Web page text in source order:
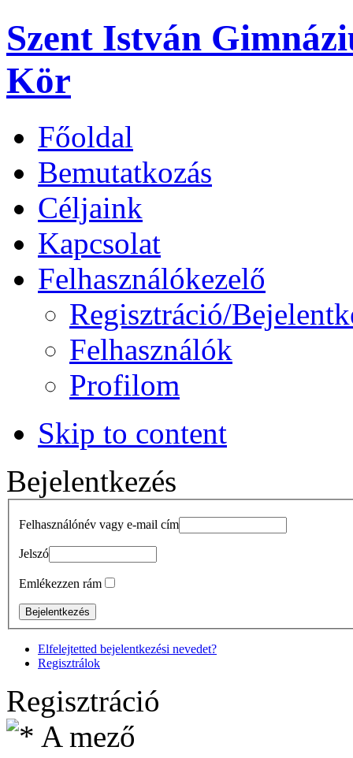
Szent István
Kör
Főoldal
Bemutatkozás
Céljaink
Kapcsolat
Felhasználókezelő
Regisztráció/
Felhasználók
Profilom
Skip to content
Bejelentkezés
Felhasználónév vagy e-mail cím
Jelszó
Emlékezzen rám
Elfelejtetted bejelentkezési nevedet?
Regisztrálok
Regisztráció